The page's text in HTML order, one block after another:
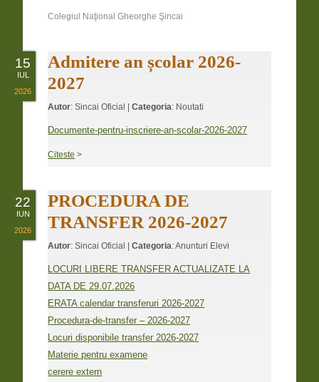
Colegiul Naţional Gheorghe Şincai
Admitere an școlar 2026-
2027
Autor:Sincai Oficial |Categoria: Noutati
Documente-pentru-inscriere-an-scolar-2026-2027
Citeste >
15
IUL
2026
PROCEDURA DE
TRANSFER 2026-2027
Autor:Sincai Oficial |Categoria:Anunturi Elevi
LOCURI LIBERE TRANSFER ACTUALIZATE LA
DATA DE 29.07.2026
ERATA calendar transferuri 2026-2027
Procedura-de-transfer – 2026-2027
Locuri disponibile transfer 2026-2027
Materie pentru examene
cerere extern
22
IUN
2026